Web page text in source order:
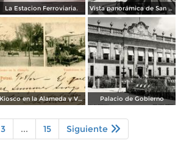
La Estacion Ferroviaria. Vista panorámica de San Luis Potosí
Kiosco en la Alameda y Vendedores de Frutas Palacio de Gobierno
3 ... 15 Siguiente